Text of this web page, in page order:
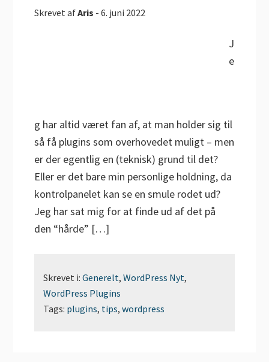
Skrevet afAris -6. juni 2022
J
e
g har altid været fan af, at man holder sig til
så få plugins som overhovedet muligt – men
er der egentlig en (teknisk) grund til det?
Eller er det bare min personlige holdning, da
kontrolpanelet kan se en smule rodet ud?
Jeg har sat mig for at finde ud af det på
den “hårde” […]
Skrevet i:Generelt,WordPress Nyt,
WordPress Plugins
Tags: plugins, tips,wordpress